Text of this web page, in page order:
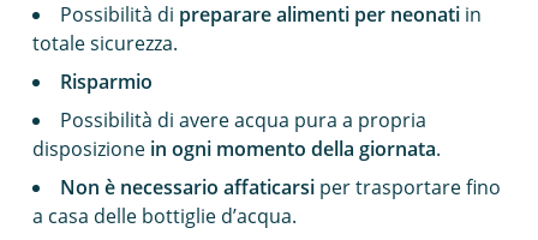
Possibilità di preparare alimenti per neonatiin
totale sicurezza.
Risparmio
Possibilità di avere acqua pura a propria
disposizione in ogni momento della giornata.
Non è necessario affaticarsiper trasportare fino
a casa delle bottiglie d’acqua.